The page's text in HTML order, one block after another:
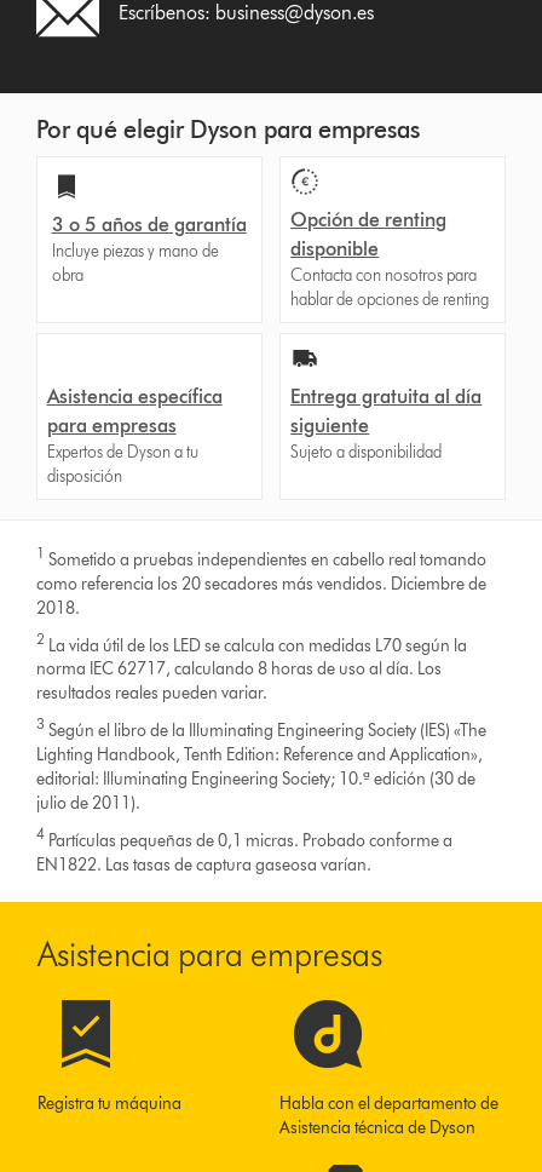
Escríbenos: business@dyson.es
Por qué elegir Dyson para empresas
3 o 5 años de garantía
Incluye piezas y mano de
obra
Opción de renting
disponible
Contacta con nosotros para
hablar de opciones de renting
Asistencia específica
para empresas
Expertos de Dyson a tu
disposición
Entrega gratuita al día
siguiente
Sujeto a disponibilidad
1 Sometido a pruebas independientes en cabello real tomando
como referencia los 20 secadores más vendidos. Diciembre de
2018.
2 La vida útil de los LED se calcula con medidas L70 según la
norma IEC 62717, calculando 8 horas de uso al día. Los
resultados reales pueden variar.
3 Según el libro de la Illuminating Engineering Society (IES) «The
Lighting Handbook, Tenth Edition: Reference and Application»,
editorial: Illuminating Engineering Society; 10.ª edición (30 de
julio de 2011).
4 Partículas pequeñas de 0,1 micras. Probado conforme a
EN1822. Las tasas de captura gaseosa varían.
Asistencia para empresas
Registra tu máquina
Habla con el departamento de
Asistencia técnica de Dyson